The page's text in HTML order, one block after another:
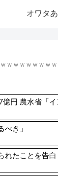
オワタ
ｗｗｗｗｗｗｗ
円 農水省「
き」
れたことを告白